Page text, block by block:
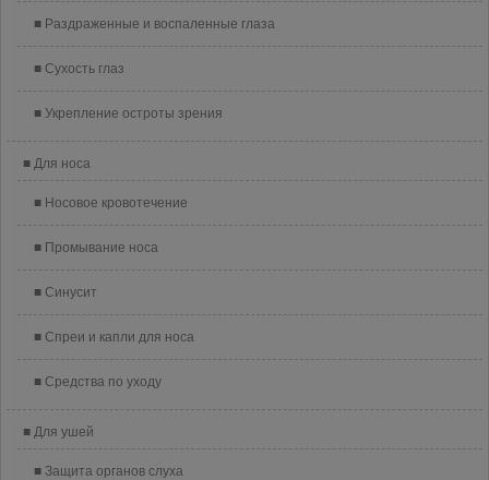
Раздраженные и воспаленные глаза
Сухость глаз
Укрепление остроты зрения
Для носа
Носовое кровотечение
Промывание носа
Синусит
Спреи и капли для носа
Средства по уходу
Для ушей
Защита органов слуха